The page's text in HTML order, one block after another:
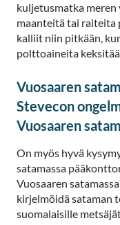
kuljetusmatka
maanteitä tai
kalliit niin pitkään,
polttoaineita
Vuosaaren
Stevecon
Vuosaaren
On myös hyvä
satamassa
Vuosaaren
kirjelmöidä sataman
suomalaisille